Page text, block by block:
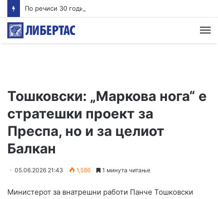
Тошковски: „Маркова нога“ е
стратешки проект за
Преспа, но и за целиот
Балкан
05.06.2026 21:43 1,586 1 минута читање
Министерот за внатрешни работи Панче Тошковски